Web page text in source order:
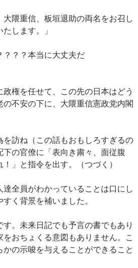
隈重信、板垣退助の両名をお召し
します。」
？？？本当に大丈夫だ
権を任せて、この先の日本はどう
不安の下に、大隈重信憲政党内閣
訪ね（この話もおもしろすぎるの
の官僚に「表向き粛々、面従腹
」と指令を出す。
（つづく）
全員がわかっていることは口にし
く背景を補いました。
。未来日記でも予言の書でもあり
おちょくる意図もありません。こ
の示唆を与えることができること